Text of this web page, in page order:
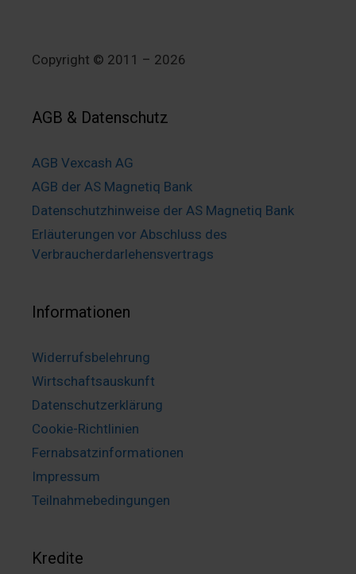
Copyright © 2011 – 2026
AGB & Datenschutz
AGB Vexcash AG
AGB der AS Magnetiq Bank
Datenschutzhinweise der AS Magnetiq Bank
Erläuterungen vor Abschluss des
Verbraucherdarlehensvertrags
Informationen
Widerrufsbelehrung
Wirtschaftsauskunft
Datenschutzerklärung
Cookie-Richtlinien
Fernabsatzinformationen
Impressum
Teilnahmebedingungen
Kredite